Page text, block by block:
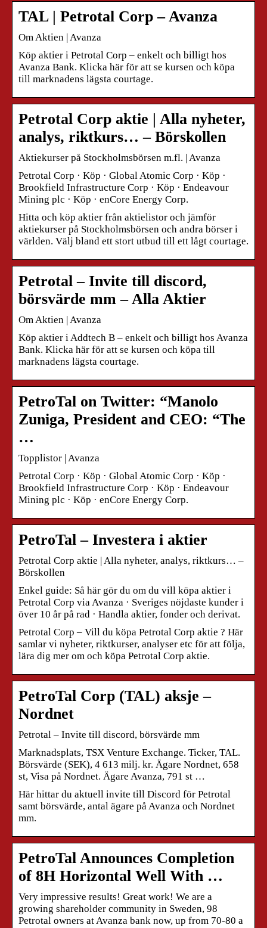
TAL | Petrotal Corp – Avanza
Om Aktien | Avanza
Köp aktier i Petrotal Corp – enkelt och billigt hos
Avanza Bank. Klicka här för att se kursen och köpa
till marknadens lägsta courtage.
Petrotal Corp aktie | Alla nyheter,
analys, riktkurs… – Börskollen
Aktiekurser på Stockholmsbörsen m.fl. | Avanza
Petrotal Corp · Köp · Global Atomic Corp · Köp ·
Brookfield Infrastructure Corp · Köp · Endeavour
Mining plc · Köp · enCore Energy Corp.
Hitta och köp aktier från aktielistor och jämför
aktiekurser på Stockholmsbörsen och andra börser i
världen. Välj bland ett stort utbud till ett lågt courtage.
Petrotal – Invite till discord,
börsvärde mm – Alla Aktier
Om Aktien | Avanza
Köp aktier i Addtech B – enkelt och billigt hos Avanza
Bank. Klicka här för att se kursen och köpa till
marknadens lägsta courtage.
PetroTal on Twitter: “Manolo
Zuniga, President and CEO: “The
…
Topplistor | Avanza
Petrotal Corp · Köp · Global Atomic Corp · Köp ·
Brookfield Infrastructure Corp · Köp · Endeavour
Mining plc · Köp · enCore Energy Corp.
PetroTal – Investera i aktier
Petrotal Corp aktie | Alla nyheter, analys, riktkurs… –
Börskollen
Enkel guide: Så här gör du om du vill köpa aktier i
Petrotal Corp via Avanza · Sveriges nöjdaste kunder i
över 10 år på rad · Handla aktier, fonder och derivat.
Petrotal Corp – Vill du köpa Petrotal Corp aktie ? Här
samlar vi nyheter, riktkurser, analyser etc för att följa,
lära dig mer om och köpa Petrotal Corp aktie.
PetroTal Corp (TAL) aksje –
Nordnet
Petrotal – Invite till discord, börsvärde mm
Marknadsplats, TSX Venture Exchange. Ticker, TAL.
Börsvärde (SEK), 4 613 milj. kr. Ägare Nordnet, 658
st, Visa på Nordnet. Ägare Avanza, 791 st …
Här hittar du aktuell invite till Discord för Petrotal
samt börsvärde, antal ägare på Avanza och Nordnet
mm.
PetroTal Announces Completion
of 8H Horizontal Well With …
Very impressive results! Great work! We are a
growing shareholder community in Sweden, 98
Petrotal owners at Avanza bank now, up from 70-80 a